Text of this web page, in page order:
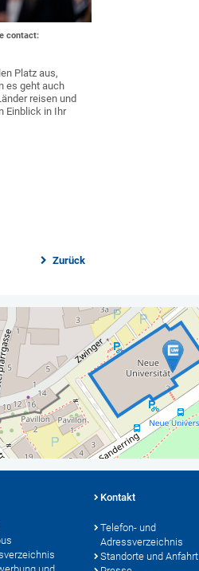
contact:
Platz aus,
es geht auch
reisen und
Einblick in Ihr
Zurück
Kontakt
Telefon- und
Adressverzeichnis
Standorte und Anfahrt